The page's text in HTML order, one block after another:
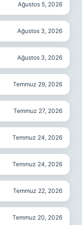
Ağustos 5, 2026
Ağustos 3, 2026
Ağustos 3, 2026
Temmuz 29, 2026
Temmuz 27, 2026
Temmuz 24, 2026
Temmuz 24, 2026
Temmuz 22, 2026
Temmuz 20, 2026